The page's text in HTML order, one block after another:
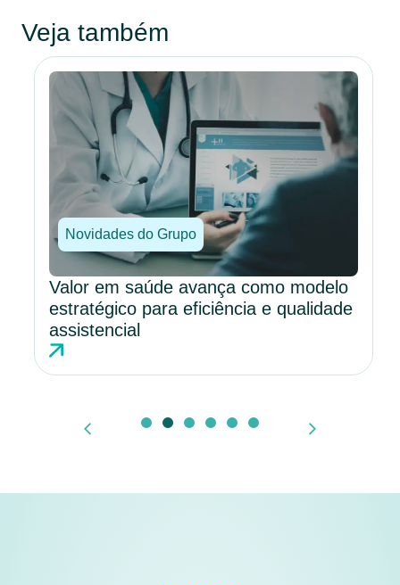
Veja também
Novidades do Grupo
Valor em saúde avança como modelo
estratégico para eficiência e qualidade
assistencial